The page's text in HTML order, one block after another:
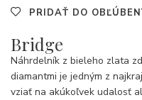
PRIDAŤ DO
Bridge
Náhrdelník z bieleho zlata
diamantmi je jedným z
vziať na akúkoľvek udalosť